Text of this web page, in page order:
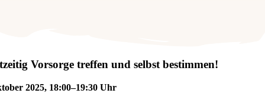
Vorsorge treffen und selbst bestimmen!
2025, 18:00–19:30 Uhr